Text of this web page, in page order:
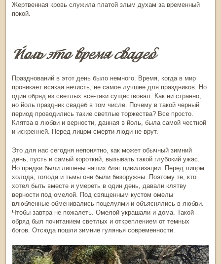
Жертвенная кровь служила платой злым духам за временный
покой.
Йоль это время свадеб
Празднований в этот день было немного. Время, когда в мир
проникает всякая нечисть, не самое лучшее для праздников. Но
один обряд из светлых все-таки существовал. Как ни странно,
но йоль праздник свадеб в том числе. Почему в такой черный
период проводились такие светлые торжества? Все просто.
Клятва в любви и верности, данная в йоль , была самой честной
и искренней. Перед лицом смерти люди не врут.
Это для нас сегодня непонятно, как может обычный зимний
день, пусть и самый короткий, вызывать такой глубокий ужас.
Но предки были лишены наших благ цивилизации. Перед лицом
холода, голода и тьмы они были безоружны. Поэтому те, кто
хотел быть вместе и умереть в один день, давали клятву
верности под омелой. Под священным кустом омелы
влюбленные обменивались поцелуями и объяснялись в любви.
Чтобы завтра не пожалеть. Омелой украшали и дома. Такой
обряд был почитанием светлых и откреплением от темных
богов. Отсюда пошли зимние гулянья современности.